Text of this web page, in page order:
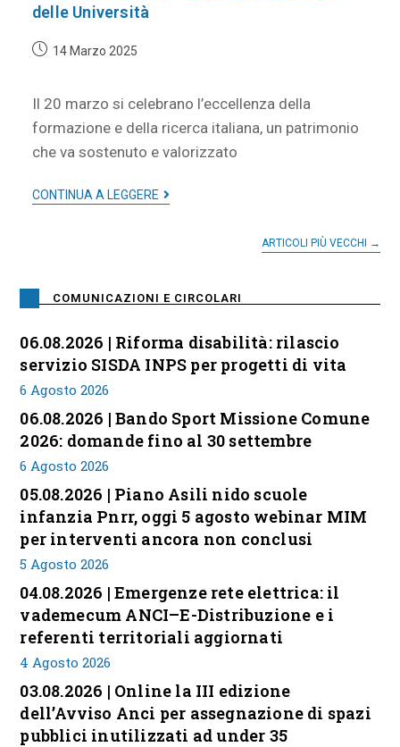
delle Università
14 Marzo 2025
Il 20 marzo si celebrano l’eccellenza della
formazione e della ricerca italiana, un patrimonio
che va sostenuto e valorizzato
CONTINUA A LEGGERE
ARTICOLI PIÙ VECCHI →
COMUNICAZIONI E CIRCOLARI
06.08.2026 | Riforma disabilità: rilascio
servizio SISDA INPS per progetti di vita
6 Agosto 2026
06.08.2026 | Bando Sport Missione Comune
2026: domande fino al 30 settembre
6 Agosto 2026
05.08.2026 | Piano Asili nido scuole
infanzia Pnrr, oggi 5 agosto webinar MIM
per interventi ancora non conclusi
5 Agosto 2026
04.08.2026 | Emergenze rete elettrica: il
vademecum ANCI–E-Distribuzione e i
referenti territoriali aggiornati
4 Agosto 2026
03.08.2026 | Online la III edizione
dell’Avviso Anci per assegnazione di spazi
pubblici inutilizzati ad under 35